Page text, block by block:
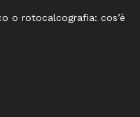
o rotocalcografia: cos’è